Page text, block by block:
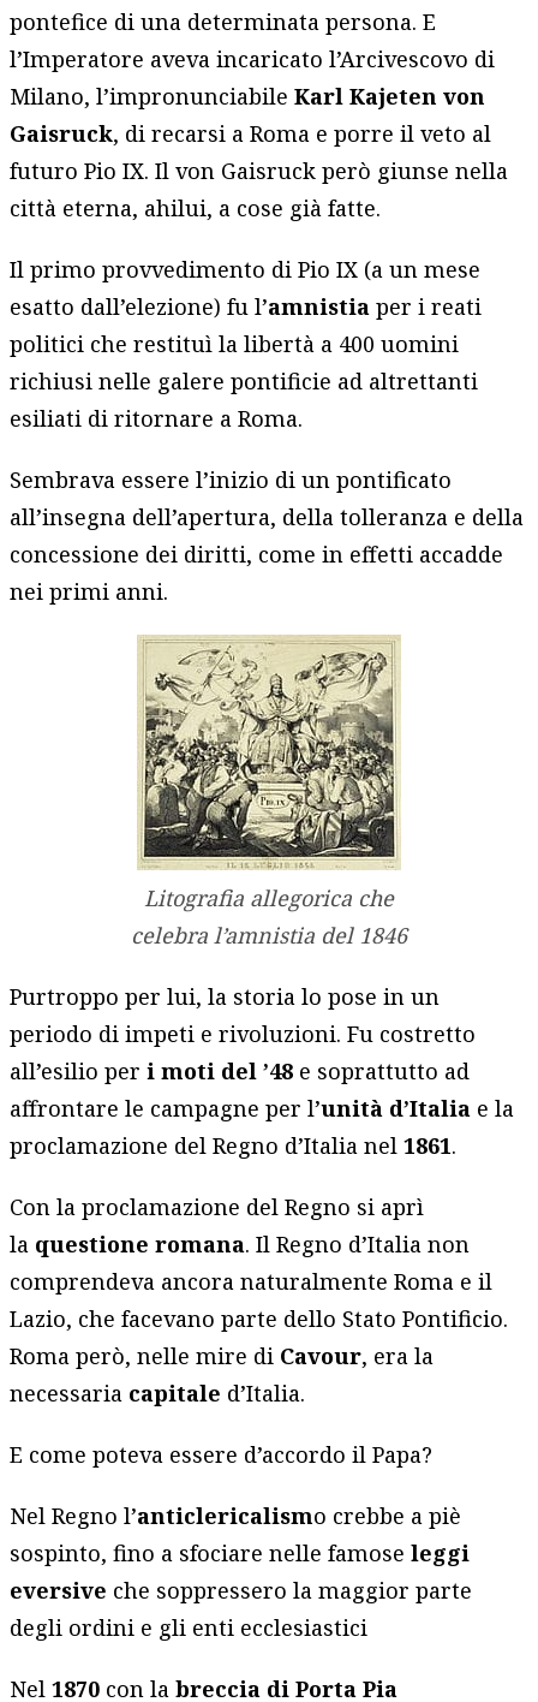
pontefice di una determinata persona. E
l’Imperatore aveva incaricato l’Arcivescovo di
Milano, l’impronunciabileKarl Kajeten von
Gaisruck, di recarsi a Roma e porre il veto al
futuro Pio IX. Il von Gaisruck però giunse nella
città eterna, ahilui, a cose già fatte.
Il primo provvedimento di Pio IX (a un mese
esatto dall’elezione) fu l’amnistia per i reati
politici che restituì la libertà a 400 uomini
richiusi nelle galere pontificie ad altrettanti
esiliati di ritornare a Roma.
Sembrava essere l’inizio di un pontificato
all’insegna dell’apertura, della tolleranza e della
concessione dei diritti, come in effetti accadde
nei primi anni.
Litografia allegorica che
celebra l’amnistia del 1846
Purtroppo per lui, la storia lo pose in un
periodo di impeti e rivoluzioni. Fu costretto
all’esilio peri moti del ’48 e soprattutto ad
affrontare le campagne per l’unità d’Italia e la
proclamazione del Regno d’Italia nel1861.
Con la proclamazione del Regno si aprì
la questione romana. Il Regno d’Italia non
comprendeva ancora naturalmente Roma e il
Lazio, che facevano parte dello Stato Pontificio.
Roma però, nelle mire di Cavour, era la
necessaria capitale d’Italia.
E come poteva essere d’accordo il Papa?
Nel Regno l’anticlericalismo crebbe a piè
sospinto, fino a sfociare nelle famoseleggi
eversive che soppressero la maggior parte
degli ordini e gli enti ecclesiastici
Nel1870 con labreccia di Porta Pia